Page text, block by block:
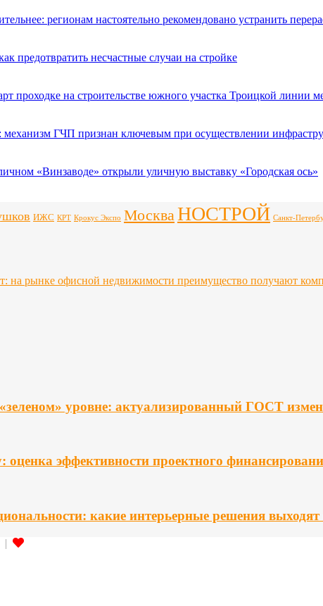
регионам настоятельно рекомендовано устранить
предотвратить несчастные случаи на стройке
проходке на строительстве южного участка Троицкой линии
механизм ГЧП признан ключевым при осуществлении
«Винзаводе» открыли уличную выставку «Городская ось»
ИЖС КРТ Крокус Экспо МоскваНОСТРОЙ Санкт-
на рынке офисной недвижимости преимущество получают
уровне: актуализированный ГОСТ
оценка эффективности проектного
какие интерьерные решения
|